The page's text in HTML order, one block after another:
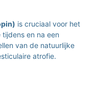
is cruciaal voor het
en na een
van de natuurlijke
atrofie.